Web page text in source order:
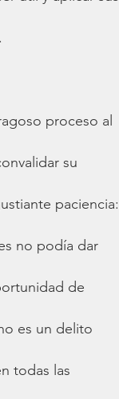
proceso al
su
paciencia:
no podía dar
de
es un delito
todas las